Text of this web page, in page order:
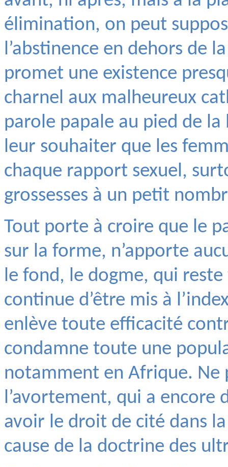
élimination, on peut
l’abstinence en dehors de
promet une existence
charnel aux malheureux
parole papale au pied de
leur souhaiter que les
chaque rapport sexuel,
grossesses à un petit
Tout porte à croire que le
sur la forme, n’apporte
le fond, le dogme, qui
continue d’être mis à
enlève toute efficacité
condamne toute une
notamment en Afrique. Ne
l’avortement, qui a encore
avoir le droit de cité dans
cause de la doctrine des